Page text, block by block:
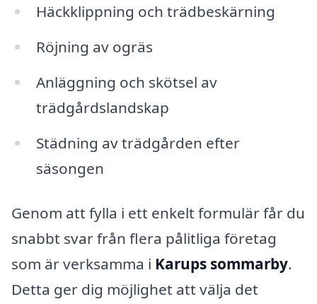
Häckklippning och trädbeskärning
Röjning av ogräs
Anläggning och skötsel av
trädgårdslandskap
Städning av trädgården efter
säsongen
Genom att fylla i ett enkelt formulär får du
snabbt svar från flera pålitliga företag
som är verksamma i Karups sommarby.
Detta ger dig möjlighet att välja det